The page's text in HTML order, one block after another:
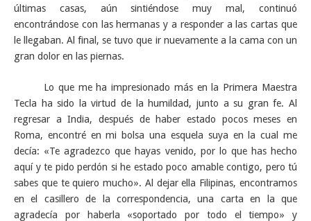
últimas casas, aún sintiéndose muy mal, continuó
encontrándose con las hermanas y a responder a las cartas que
le llegaban. Al final, se tuvo que ir nuevamente a la cama con un
gran dolor en las piernas.
Lo que me ha impresionado más en la Primera Maestra
Tecla ha sido la virtud de la humildad, junto a su gran fe. Al
regresar a India, después de haber estado pocos meses en
Roma, encontré en mi bolsa una esquela suya en la cual me
decía: «Te agradezco que hayas venido, por lo que has hecho
aquí y te pido perdón si he estado poco amable contigo, pero tú
sabes que te quiero mucho». Al dejar ella Filipinas, encontramos
en el casillero de la correspondencia, una carta en la que
agradecía por haberla «soportado por todo el tiempo» y